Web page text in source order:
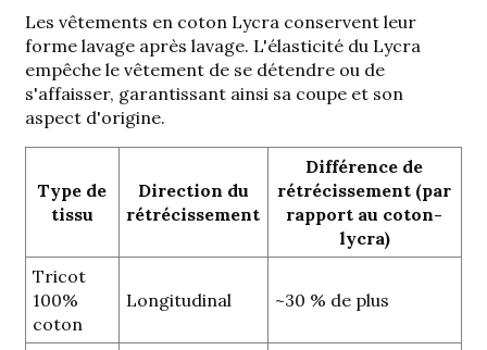
Les vêtements en coton Lycra conservent leur
forme lavage après lavage. L'élasticité du Lycra
empêche le vêtement de se détendre ou de
s'affaisser, garantissant ainsi sa coupe et son
aspect d'origine.
Type de
tissu
Direction du
rétrécissement
Différence de
rétrécissement (par
rapport au coton-
lycra)
Tricot
100%
coton
Longitudinal ~30 % de plus